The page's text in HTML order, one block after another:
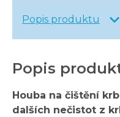
Popis produktu
Popis
Houba na čištění
dalších nečistot z